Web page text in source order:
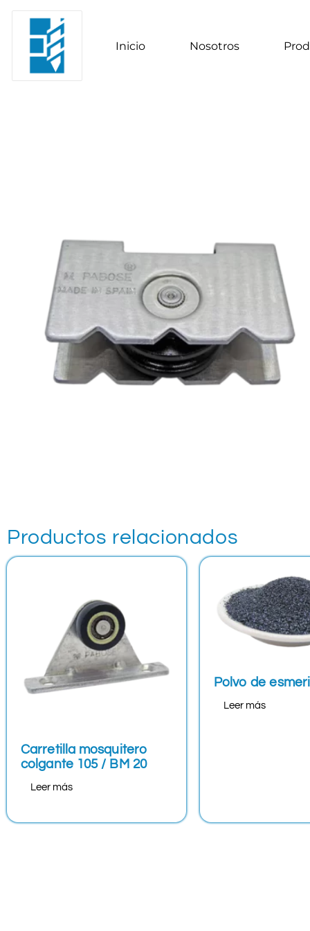
Inicio Nosotros
Productos relacionados
Carretilla mosquitero
colgante 105 / BM 20
Leer más
Polvo de
Leer más